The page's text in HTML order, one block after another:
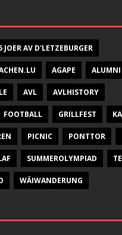
JOER AV D'LETZEBURGER
AGAPE ALUMNI
AVL AVLHISTORY
FOOTBALL GRILLFEST
PICNIC PONTTOR
SUMMEROLYMPIAD
WÄIWANDERUNG